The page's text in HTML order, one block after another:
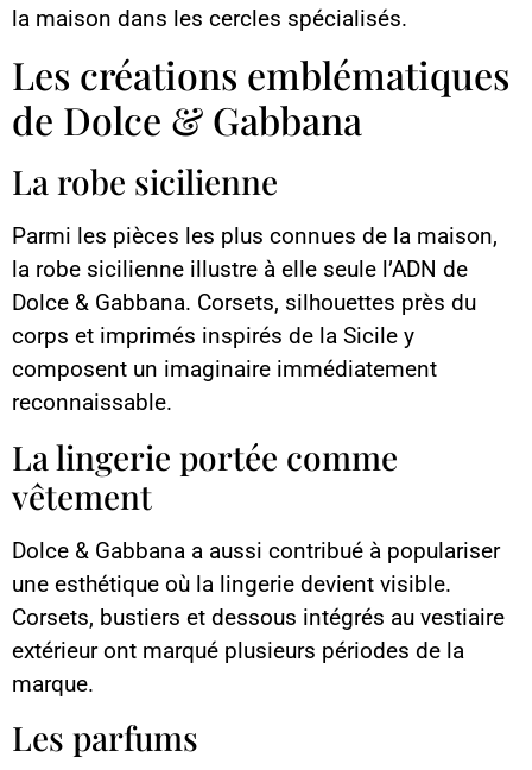
la maison dans les cercles spécialisés.
Les créations emblématiques
de Dolce & Gabbana
La robe sicilienne
Parmi les pièces les plus connues de la maison,
la robe sicilienne illustre à elle seule l’ADN de
Dolce & Gabbana. Corsets, silhouettes près du
corps et imprimés inspirés de la Sicile y
composent un imaginaire immédiatement
reconnaissable.
La lingerie portée comme
vêtement
Dolce & Gabbana a aussi contribué à populariser
une esthétique où la lingerie devient visible.
Corsets, bustiers et dessous intégrés au vestiaire
extérieur ont marqué plusieurs périodes de la
marque.
Les parfums